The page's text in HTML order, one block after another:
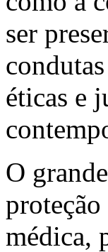
ser
éticas e
O
médica,